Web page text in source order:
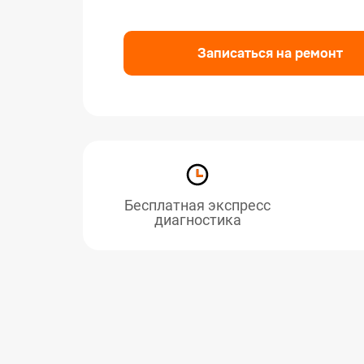
Записаться на ремонт
Бесплатная экспресс
диагностика